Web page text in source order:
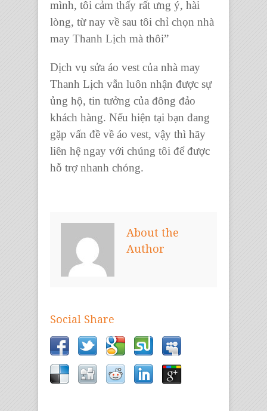
mình, tôi cảm thấy rất ưng ý, hài
lòng, từ nay về sau tôi chỉ chọn nhà
may Thanh Lịch mà thôi”
Dịch vụ sửa áo vest của nhà may
Thanh Lịch vẫn luôn nhận được sự
ủng hộ, tin tưởng của đông đảo
khách hàng. Nếu hiện tại bạn đang
gặp vấn đề về áo vest, vậy thì hãy
liên hệ ngay với chúng tôi để được
hỗ trợ nhanh chóng.
About the
Author
Social Share